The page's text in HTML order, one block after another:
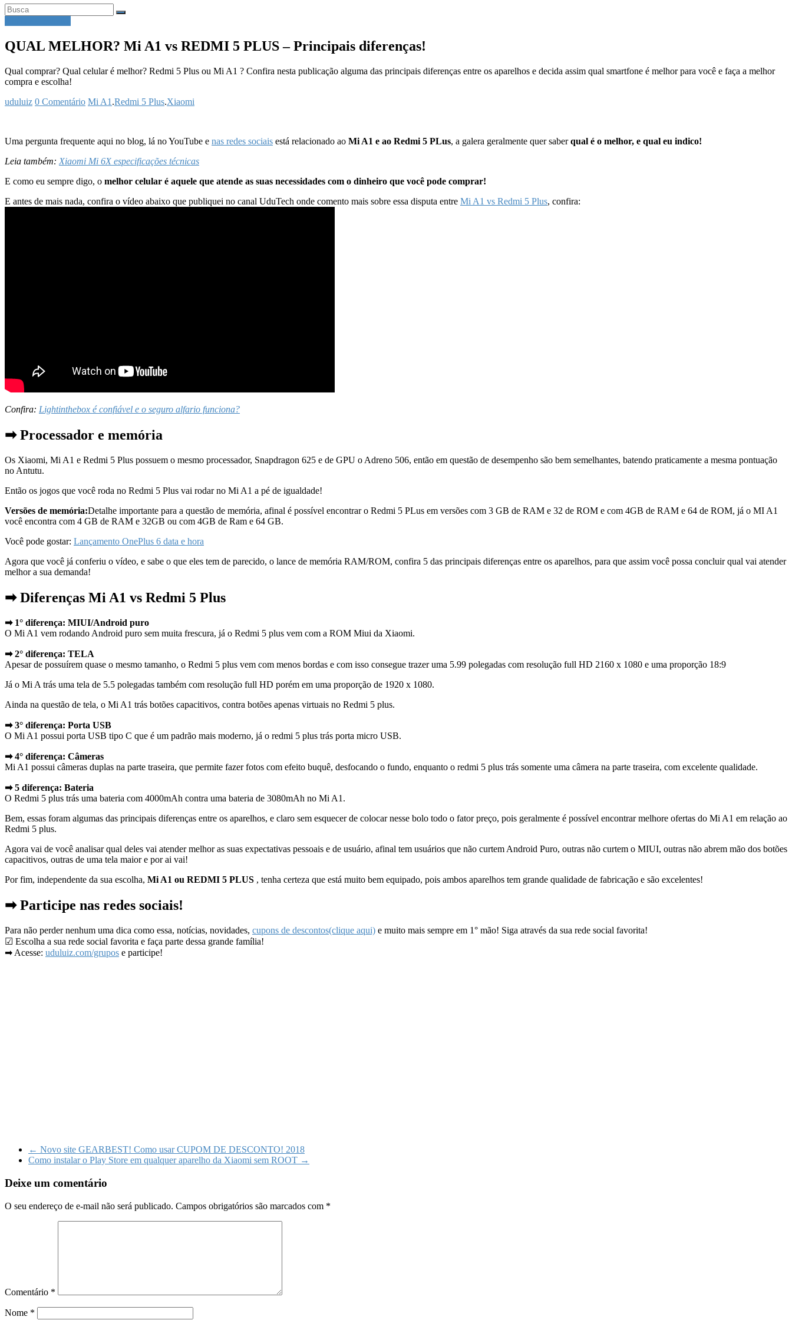
QUAL MELHOR? Mi A1 vs REDMI 5 PLUS – Principais diferenças!
Qual comprar? Qual celular é melhor? Redmi 5 Plus ou Mi A1 ? Confira nesta publicação alguma das principais diferenças entre os aparelhos e decida assim qual smartfone é melhor para você e faça a melhor
compra e escolha!
uduluiz 0 Comentário Mi A1 .Redmi 5 Plus.Xiaomi
Uma pergunta frequente aqui no blog, lá no YouTube e nas redes sociais está relacionado ao Mi A1 e ao Redmi 5 PLus, a galera geralmente quer saberqual é o melhor, e qual eu indico!
Leia também: Xiaomi Mi 6X especificações técnicas
E como eu sempre digo, o melhor celular é aquele que atende as suas necessidades com o dinheiro que você pode comprar!
E antes de mais nada, confira o vídeo abaixo que publiquei no canal UduTech onde comento mais sobre essa disputa entre Mi A1 vs Redmi 5 Plus, confira:
Confira: Lightinthebox é confiável e o seguro alfario funciona?
➡ Processador e memória
Os Xiaomi, Mi A1 e Redmi 5 Plus possuem o mesmo processador, Snapdragon 625 e de GPU o Adreno 506, então em questão de desempenho são bem semelhantes, batendo praticamente a mesma pontuação
no Antutu.
Então os jogos que você roda no Redmi 5 Plus vai rodar no Mi A1 a pé de igualdade!
Versões de memória:Detalhe importante para a questão de memória, afinal é possível encontrar o Redmi 5 PLus em versões com 3 GB de RAM e 32 de ROM e com 4GB de RAM e 64 de ROM, já o MI A1
você encontra com 4 GB de RAM e 32GB ou com 4GB de Ram e 64 GB.
Você pode gostar: Lançamento OnePlus 6 data e hora
Agora que você já conferiu o vídeo, e sabe o que eles tem de parecido, o lance de memória RAM/ROM, confira 5 das principais diferenças entre os aparelhos, para que assim você possa concluir qual vai atender
melhor a sua demanda!
➡ Diferenças Mi A1 vs Redmi 5 Plus
➡ 1° diferença: MIUI/Android puro
O Mi A1 vem rodando Android puro sem muita frescura, já o Redmi 5 plus vem com a ROM Miui da Xiaomi.
➡ 2° diferença: TELA
Apesar de possuírem quase o mesmo tamanho, o Redmi 5 plus vem com menos bordas e com isso consegue trazer uma 5.99 polegadas com resolução full HD 2160 x 1080 e uma proporção 18:9
Já o Mi A trás uma tela de 5.5 polegadas também com resolução full HD porém em uma proporção de 1920 x 1080.
Ainda na questão de tela, o Mi A1 trás botões capacitivos, contra botões apenas virtuais no Redmi 5 plus.
➡ 3° diferença: Porta USB
O Mi A1 possui porta USB tipo C que é um padrão mais moderno, já o redmi 5 plus trás porta micro USB.
➡ 4° diferença: Câmeras
Mi A1 possui câmeras duplas na parte traseira, que permite fazer fotos com efeito buquê, desfocando o fundo, enquanto o redmi 5 plus trás somente uma câmera na parte traseira, com excelente qualidade.
➡ 5 diferença: Bateria
O Redmi 5 plus trás uma bateria com 4000mAh contra uma bateria de 3080mAh no Mi A1.
Bem, essas foram algumas das principais diferenças entre os aparelhos, e claro sem esquecer de colocar nesse bolo todo o fator preço, pois geralmente é possível encontrar melhore ofertas do Mi A1 em relação ao
Redmi 5 plus.
Agora vai de você analisar qual deles vai atender melhor as suas expectativas pessoais e de usuário, afinal tem usuários que não curtem Android Puro, outras não curtem o MIUI, outras não abrem mão dos botões
capacitivos, outras de uma tela maior e por ai vai!
Por fim, independente da sua escolha, Mi A1 ou REDMI 5 PLUS , tenha certeza que está muito bem equipado, pois ambos aparelhos tem grande qualidade de fabricação e são excelentes!
➡ Participe nas redes sociais!
Para não perder nenhum uma dica como essa, notícias, novidades, cupons de descontos(clique aqui) e muito mais sempre em 1° mão! Siga através da sua rede social favorita!
☑ Escolha a sua rede social favorita e faça parte dessa grande família!
➡ Acesse: uduluiz.com/grupos e participe!
← Novo site GEARBEST! Como usar CUPOM DE DESCONTO! 2018
Como instalar o Play Store em qualquer aparelho da Xiaomi sem ROOT →
Deixe um comentário
O seu endereço de e-mail não será publicado. Campos obrigatórios são marcados com *
Comentário *
Nome *